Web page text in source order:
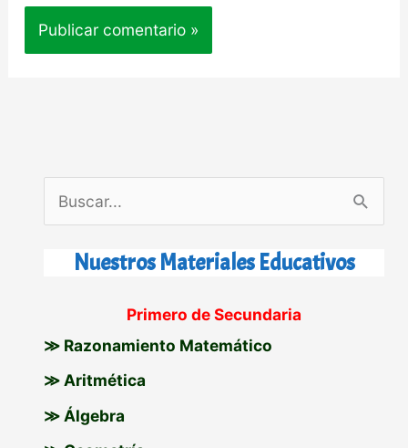
u
r
p
o
Nuestros Materiales Educativos
Primero de Secundaria
≫ Razonamiento Matemático
≫ Aritmética
≫ Álgebra